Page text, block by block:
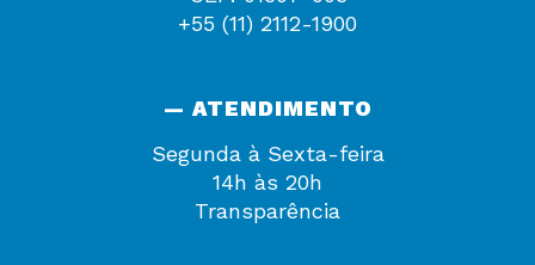
+55 (11) 2112-1900
— ATENDIMENTO
Segunda à Sexta-feira
14h às 20h
Transparência